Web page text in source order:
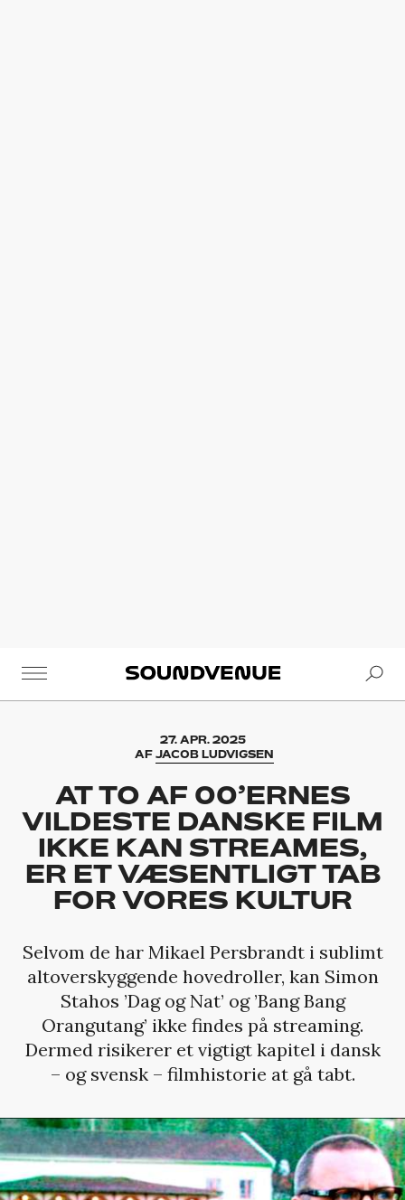
Soundvenue
27. APR. 2025
AFJACOB LUDVIGSEN
AT TO AF 00’ERNES
VILDESTE DANSKE FILM
IKKE KAN STREAMES,
ER ET VÆSENTLIGT TAB
FOR VORES KULTUR
Selvom de har Mikael Persbrandt i sublimt
altoverskyggende hovedroller, kan Simon
Stahos ’Dag og Nat’ og ’Bang Bang
Orangutang’ ikke findes på streaming.
Dermed risikerer et vigtigt kapitel i dansk
– og svensk – filmhistorie at gå tabt.